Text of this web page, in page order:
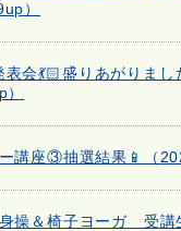
）
表会💃🏻盛りあがりまし
講座③抽選結果📱（
操＆椅子ヨーガ 受講